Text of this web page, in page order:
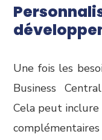
Une fois les
Business
Cela peut